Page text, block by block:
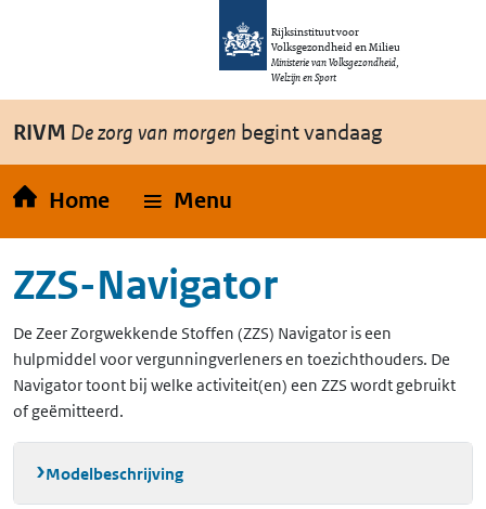
Overslaan en naar de inhoud gaan
Rijksinstituut voor
Volksgezondheid en Milieu
Ministerie van Volksgezondheid,
Welzijn en Sport
RIVM De zorg van morgen begint vandaag
Home Menu
ZZS-Navigator
De Zeer Zorgwekkende Stoffen (ZZS) Navigator is een
hulpmiddel voor vergunningverleners en toezichthouders. De
Navigator toont bij welke activiteit(en) een ZZS wordt gebruikt
of geëmitteerd.
Modelbeschrijving